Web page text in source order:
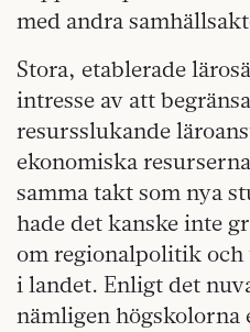
med andra
Stora, etablerade
intresse av att
resursslukande
ekonomiska
samma takt som nya
hade det kanske inte
om regionalpolitik och
i landet. Enligt det
nämligen högskolorna